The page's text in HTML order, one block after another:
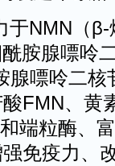
于NMN （β-
胺腺嘌呤
腺嘌呤二核
FMN、黄
和端粒酶、
免疫力、